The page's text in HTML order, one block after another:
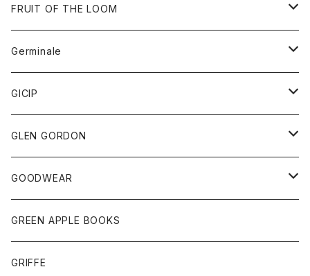
Tシャツ
ボトム
バッグ
サングラス
FRUIT OF THE LOOM
アウター
パーカー
グッズ
ネクタイ
チーフ
トップス
シャツ
タンクトップ
ボトム
ショートパンツ
スカート
レディース
スカート
Germinale
靴
サンダル
GICIP
トップス
Tシャツ
GLEN GORDON
グッズ
手袋
GOODWEAR
トップス
Tシャツ
GREEN APPLE BOOKS
GRIFFE